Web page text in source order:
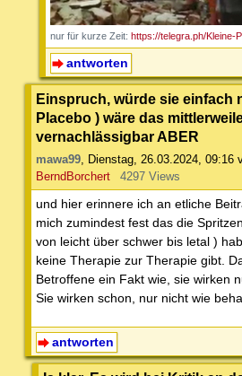
nur für kurze Zeit: https://telegra.ph/Kleine-
antworten
Einspruch, würde sie einfach
Placebo ) wäre das
vernachlässigbar ABER
mawa99 Dienstag, 26.03.2024, 09:16
BerndBorchert
4297 Views
und hier erinnere ich an etliche
mich zumindest fest das die
von leicht über schwer bis letal )
keine Therapie zur Therapie gibt.
Betroffene ein Fakt wie, sie wirken
Sie wirken schon, nur nicht wie
antworten